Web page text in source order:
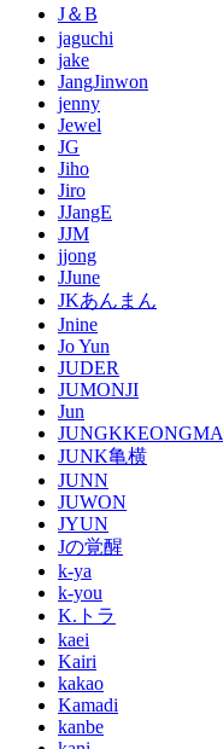
J＆B
jaguchi
jake
JangJinwon
jenny
Jewel
JG
Jiho
Jiro
JJangE
JJM
jjong
JJune
JKあんまん
Jnine
Jo Yun
JUDER
JUMONJI
Jun
JUNGKKEONGMA
JUNK亀横
JUNN
JUWON
JYUN
Jの覚醒
k-ya
k-you
K.トラ
kaei
Kairi
kakao
Kamadi
kanbe